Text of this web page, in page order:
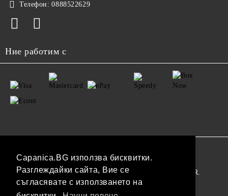
Capanica.BG използва бисквитки.
Разглеждайки сайта, Вие се
съгласявате с използването на
Телефон: 0888522629
Ние работим с
Нашият онлайн магазин е 100% съобразен с GDPR.